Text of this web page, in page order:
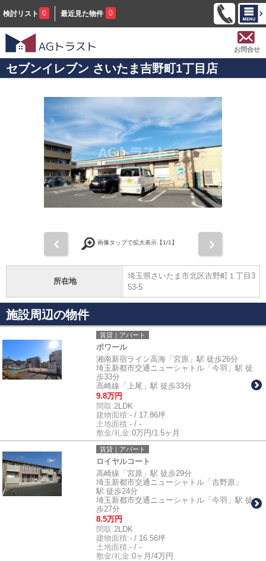
検討リスト 0 最近見た物件 0
お問合せ
セブンイレブン さいたま吉野町1丁目店
画像タップで拡大表示【1/1】
所在地
埼玉県さいたま市北区吉野町１丁目3
53-5
施設周辺の物件
賃貸｜アパート
ポワール
湘南新宿ライン高海「宮原」駅 徒歩26分
埼玉新都市交通ニューシャトル「今羽」駅 徒
歩33分
高崎線「上尾」駅 徒歩33分
9.8万円
間取:2LDK
建物面積:- / 17.86坪
土地面積:- / -
敷金/礼金:0万円/1.5ヶ月
賃貸｜アパート
ロイヤルコート
高崎線「宮原」駅 徒歩29分
埼玉新都市交通ニューシャトル「吉野原」
駅 徒歩24分
埼玉新都市交通ニューシャトル「今羽」駅 徒
歩27分
8.5万円
間取:2LDK
建物面積:- / 16.56坪
土地面積:- / -
敷金/礼金:0ヶ月/4万円